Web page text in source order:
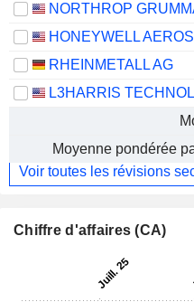
RHEINMETALL AG
Moyenne pondérée
Voir toutes les révisions
Chiffre d'affaires (CA)